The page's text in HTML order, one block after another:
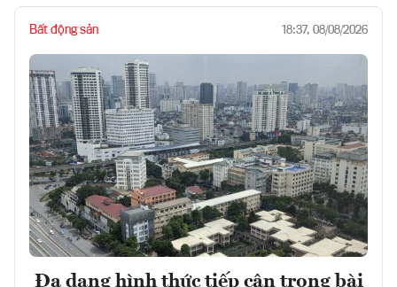
Bất động sản 18:37, 08/08/2026
Đa dạng hình thức tiếp cận trong bài